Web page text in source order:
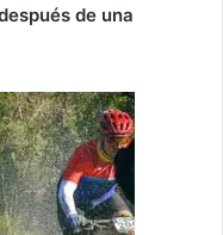
de una